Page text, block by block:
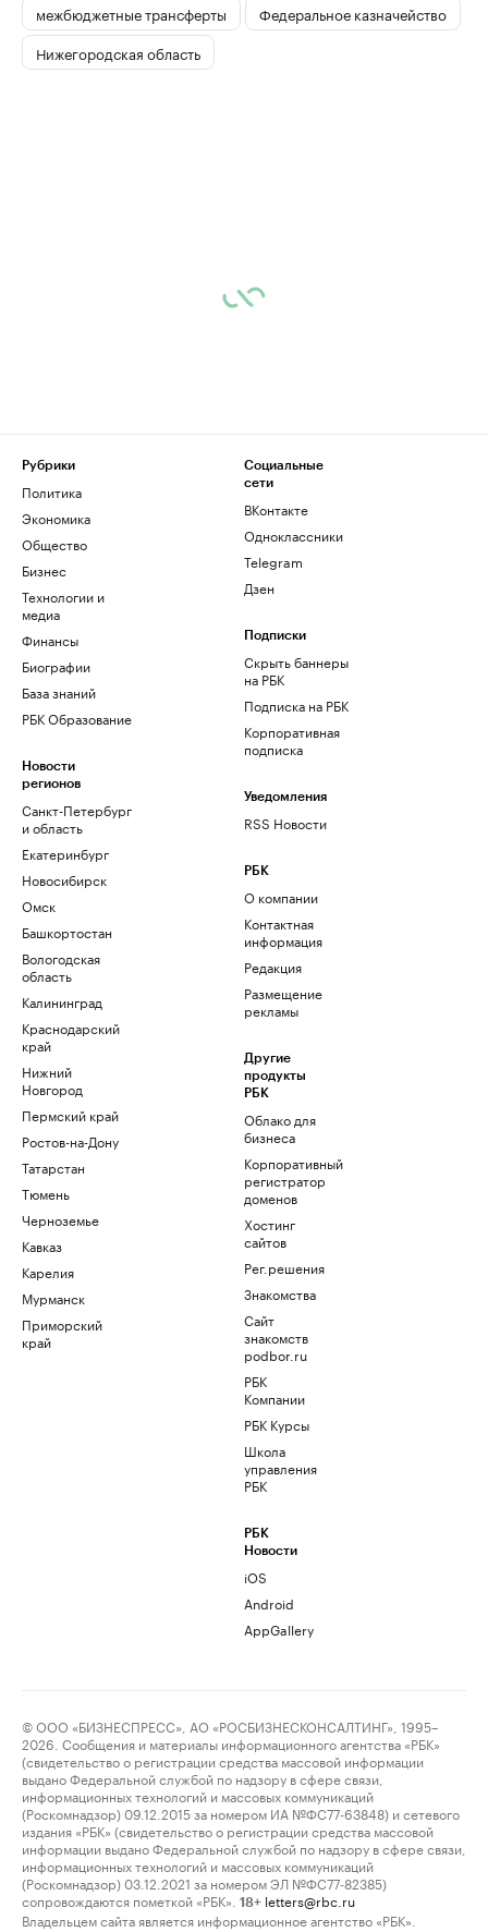
межбюджетные трансферты
Федеральное казначейство
Нижегородская область
Рубрики
Политика
Экономика
Общество
Бизнес
Технологии и
медиа
Финансы
Биографии
База знаний
РБК Образование
Новости
регионов
Санкт-Петербург
и область
Екатеринбург
Новосибирск
Омск
Башкортостан
Вологодская
область
Калининград
Краснодарский
край
Нижний
Новгород
Пермский край
Ростов-на-Дону
Татарстан
Тюмень
Черноземье
Кавказ
Карелия
Мурманск
Приморский
край
Социальные
сети
ВКонтакте
Одноклассники
Telegram
Дзен
Подписки
Скрыть баннеры
на РБК
Подписка на РБК
Корпоративная
подписка
Уведомления
RSS Новости
РБК
О компании
Контактная
информация
Редакция
Размещение
рекламы
Другие
продукты
РБК
Облако для
бизнеса
Корпоративный
регистратор
доменов
Хостинг
сайтов
Рег.решения
Знакомства
Сайт
знакомств
podbor.ru
РБК
Компании
РБК Курсы
Школа
управления
РБК
РБК
Новости
iOS
Android
AppGallery
© ООО «БИЗНЕСПРЕСС», АО «РОСБИЗНЕСКОНСАЛТИНГ», 1995–
2026. Сообщения и материалы информационного агентства «РБК»
(свидетельство о регистрации средства массовой информации
выдано Федеральной службой по надзору в сфере связи,
информационных технологий и массовых коммуникаций
(Роскомнадзор) 09.12.2015 за номером ИА №ФС77-63848) и сетевого
издания «РБК» (свидетельство о регистрации средства массовой
информации выдано Федеральной службой по надзору в сфере связи,
информационных технологий и массовых коммуникаций
(Роскомнадзор) 03.12.2021 за номером ЭЛ №ФС77-82385)
сопровождаются пометкой «РБК».
18+ letters@rbc.ru
Владельцем сайта является информационное агентство «РБК».